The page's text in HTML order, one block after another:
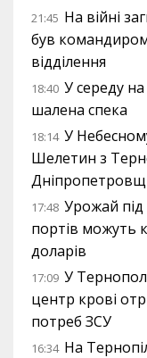
21:45 На війні
був
відділення
18:40 У середу
шалена спека
18:14 У
Шелетин з
17:48 Урожай під
портів можуть
доларів
17:09 У
центр крові
потреб ЗСУ
16:34 На